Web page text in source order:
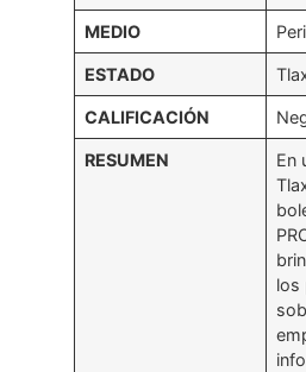
MEDIO
ESTADO
CALIFICACIÓN
RESUMEN
En
los